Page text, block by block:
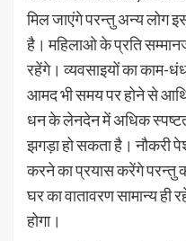
मिल जाएंगे परन्तु अन्य लोग
है। महिलाओ के प्रति
रहेंगे। व्यवसाइयों का काम-
आमद भी समय पर होने से
धन के लेनदेन में अधिक
झगड़ा हो सकता है। नौकरी
करने का प्रयास करेंगे परन्तु
घर का वातावरण सामान्य ही
होगा।